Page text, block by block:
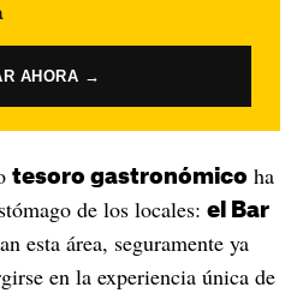
AHORA →
tesoro gastronómico ha
de los locales: el Bar
esta área, seguramente ya
en la experiencia única de